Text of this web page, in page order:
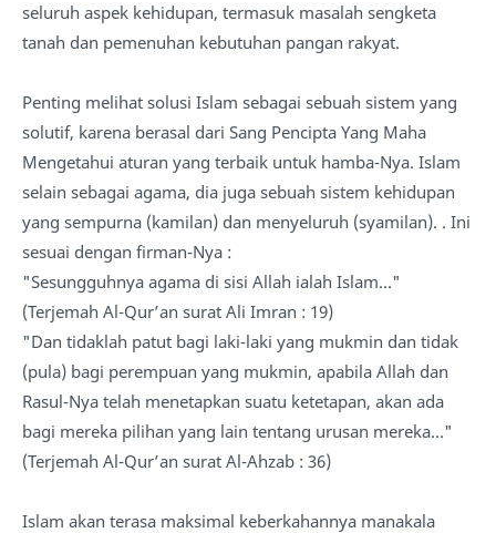
seluruh aspek kehidupan, termasuk masalah sengketa
tanah dan pemenuhan kebutuhan pangan rakyat.
Penting melihat solusi Islam sebagai sebuah sistem yang
solutif, karena berasal dari Sang Pencipta Yang Maha
Mengetahui aturan yang terbaik untuk hamba-Nya. Islam
selain sebagai agama, dia juga sebuah sistem kehidupan
yang sempurna (kamilan) dan menyeluruh (syamilan). . Ini
sesuai dengan firman-Nya :
"Sesungguhnya agama di sisi Allah ialah Islam..."
(Terjemah Al-Qur’an surat Ali Imran : 19)
"Dan tidaklah patut bagi laki-laki yang mukmin dan tidak
(pula) bagi perempuan yang mukmin, apabila Allah dan
Rasul-Nya telah menetapkan suatu ketetapan, akan ada
bagi mereka pilihan yang lain tentang urusan mereka..."
(Terjemah Al-Qur’an surat Al-Ahzab : 36)
Islam akan terasa maksimal keberkahannya manakala